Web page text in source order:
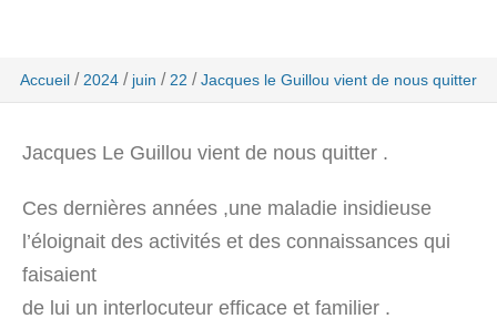
Accueil / 2024 / juin / 22 / Jacques le Guillou vient de nous quitter
Jacques Le Guillou vient de nous quitter .
Ces dernières années ,une maladie insidieuse
l’éloignait des activités et des connaissances qui
faisaient
de lui un interlocuteur efficace et familier .